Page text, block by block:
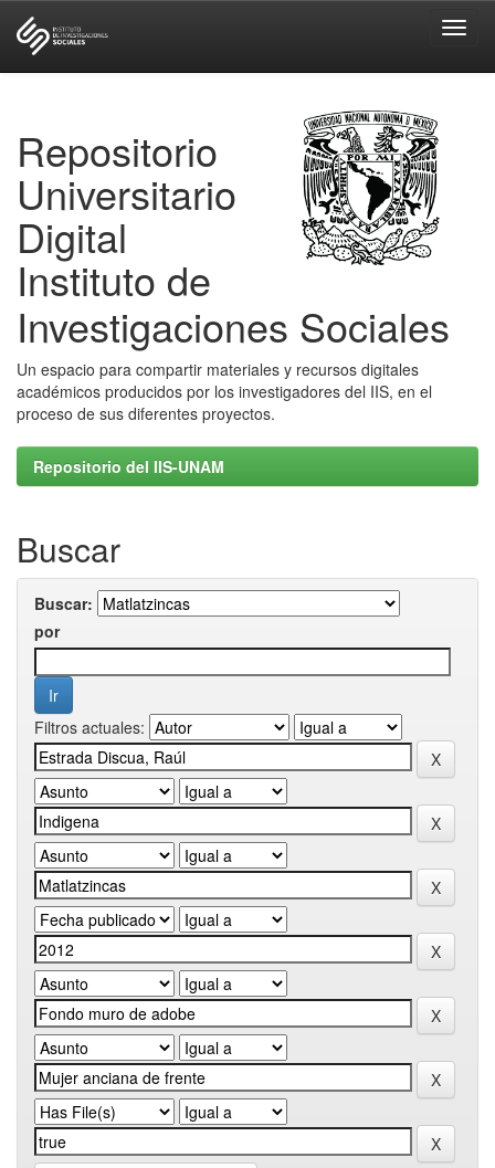
Repositorio
Universitario
Digital
Instituto de
Investigaciones Sociales
Un espacio para compartir materiales y recursos digitales
académicos producidos por los investigadores del IIS, en el
proceso de sus diferentes proyectos.
Repositorio del IIS-UNAM
Buscar
Buscar:
por
Filtros actuales: